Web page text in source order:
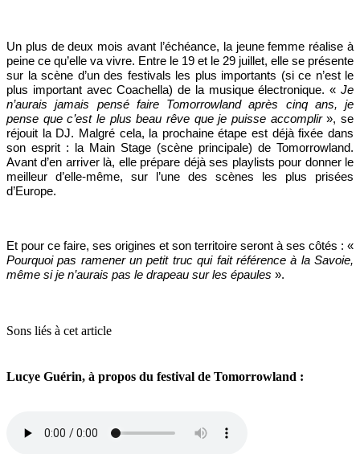
Un plus de deux mois avant l’échéance, la jeune femme réalise à
peine ce qu’elle va vivre. Entre le 19 et le 29 juillet, elle se présente
sur la scène d’un des festivals les plus importants (si ce n’est le
plus important avec Coachella) de la musique électronique. « Je
n’aurais jamais pensé faire Tomorrowland après cinq ans, je
pense que c’est le plus beau rêve que je puisse accomplir», se
réjouit la DJ. Malgré cela, la prochaine étape est déjà fixée dans
son esprit : la Main Stage (scène principale) de Tomorrowland.
Avant d’en arriver là, elle prépare déjà ses playlists pour donner le
meilleur d’elle-même, sur l’une des scènes les plus prisées
d’Europe.
Et pour ce faire, ses origines et son territoire seront à ses côtés : «
Pourquoi pas ramener un petit truc qui fait référence à la Savoie,
même si je n’aurais pas le drapeau sur les épaules ».
Sons liés à cet article
Lucye Guérin, à propos du festival de Tomorrowland :